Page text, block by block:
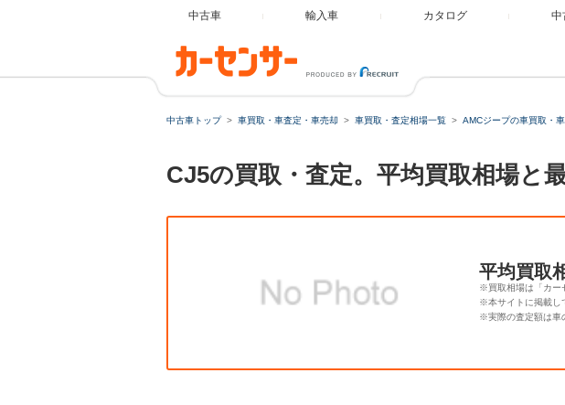
中古車 輸入車 カタログ 中
中古車トップ 車買取・車査定・車売却 車買取・査定相場一覧 AMCジープの車買取・
CJ5の買取・査定。平均買取相場と
平均買取
※買取相場は「カー
※本サイトに掲載し
※実際の査定額は車